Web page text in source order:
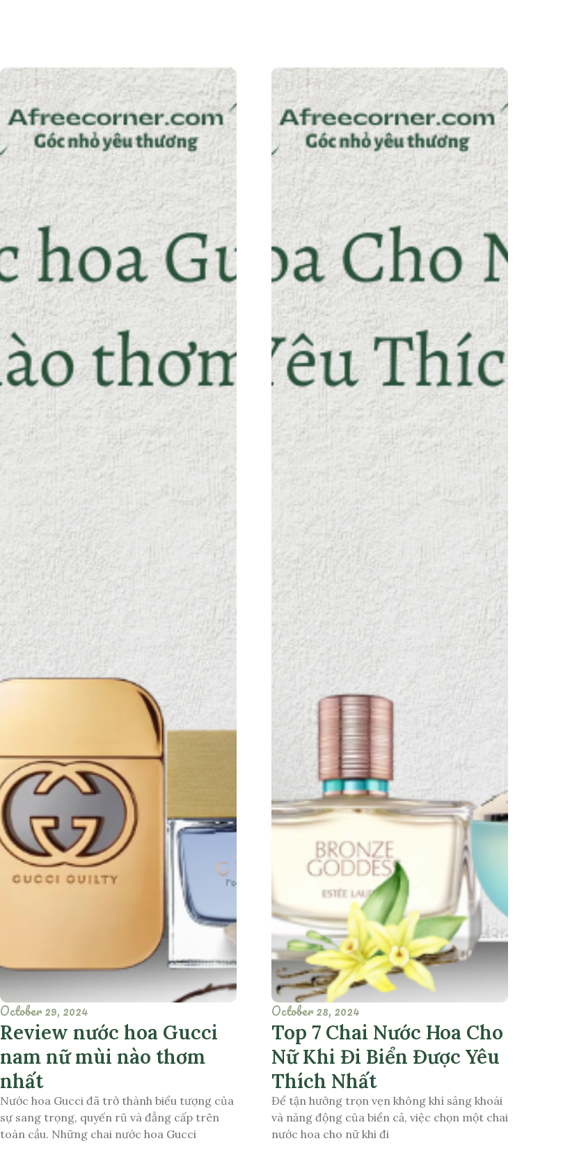
October 29, 2024
Review nước hoa Gucci
nam nữ mùi nào thơm
nhất
Nước hoa Gucci đã trở thành biểu tượng của
sự sang trọng, quyến rũ và đẳng cấp trên
toàn cầu. Những chai nước hoa Gucci
October 28, 2024
Top 7 Chai Nước Hoa Cho
Nữ Khi Đi Biển Được Yêu
Thích Nhất
Để tận hưởng trọn vẹn không khí sảng khoái
và năng động của biển cả, việc chọn một chai
nước hoa cho nữ khi đi